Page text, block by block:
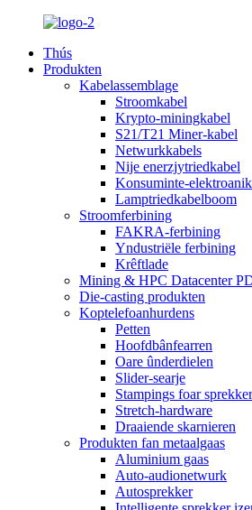
Thús
Produkten
Kabelassemblage
Stroomkabel
Krypto-miningkabel
S21/T21 Miner-kabel
Netwurkkabels
Nije enerzjytriedkabel
Konsuminte-
Lamptriedkabelboom
Stroomferbining
FAKRA-ferbining
Yndustriële ferbining
Krêftlade
Mining & HPC Datacenter
Die-casting produkten
Koptelefoanhurdens
Petten
Hoofdbânfearren
Oare ûnderdielen
Slider-searje
Stampings foar
Stretch-hardware
Draaiende skarnieren
Produkten fan metaalgaas
Aluminium gaas
Auto-audionetwurk
Autosprekker